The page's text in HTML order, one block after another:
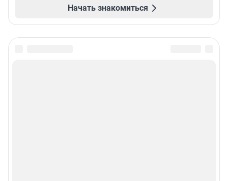
Начать знакомиться